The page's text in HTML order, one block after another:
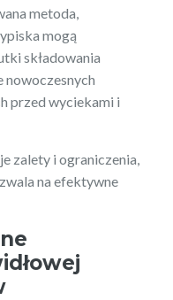
metoda,
mogą
składowania
nowoczesnych
przed wyciekami i
zalety i ograniczenia,
na efektywne